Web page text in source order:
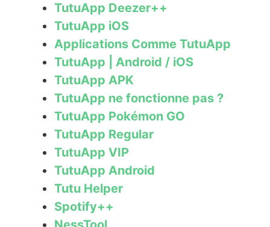
TutuApp Deezer++
TutuApp iOS
Applications Comme TutuApp
TutuApp | Android / iOS
TutuApp APK
TutuApp ne fonctionne pas ?
TutuApp Pokémon GO
TutuApp Regular
TutuApp VIP
TutuApp Android
Tutu Helper
Spotify++